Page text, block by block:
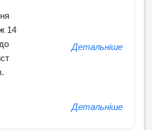
14
Детальніше
Детальніше